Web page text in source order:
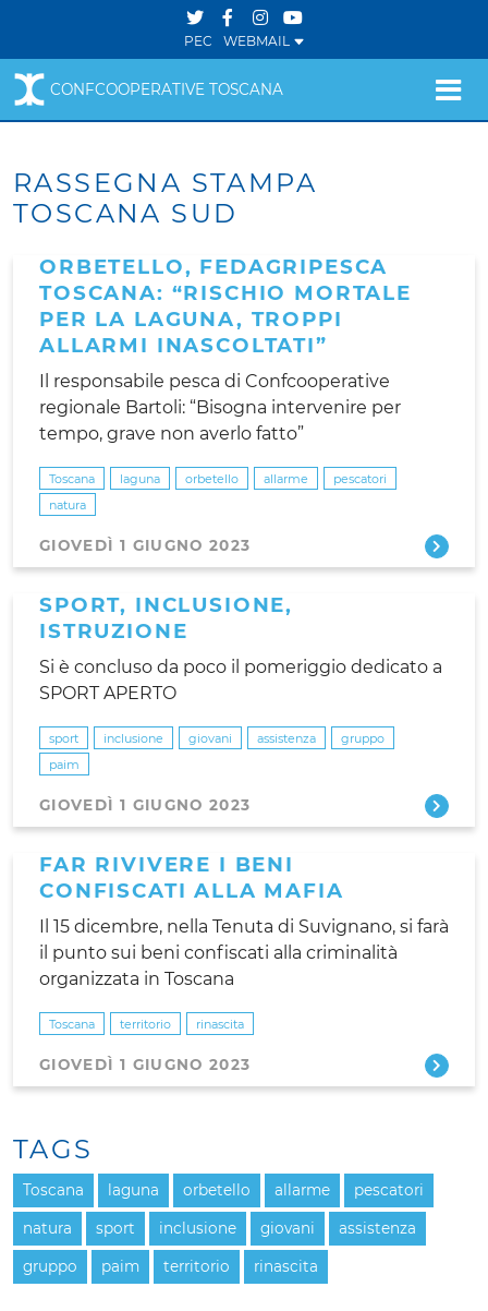
PEC WEBMAIL
CONFCOOPERATIVE TOSCANA
RASSEGNA STAMPA
TOSCANA SUD
ORBETELLO, FEDAGRIPESCA
TOSCANA: “RISCHIO MORTALE
PER LA LAGUNA, TROPPI
ALLARMI INASCOLTATI”
Il responsabile pesca di Confcooperative
regionale Bartoli: “Bisogna intervenire per
tempo, grave non averlo fatto”
Toscana laguna orbetello allarme
pescatori
natura
GIOVEDÌ 1 GIUGNO 2023
SPORT, INCLUSIONE,
ISTRUZIONE
Si è concluso da poco il pomeriggio dedicato a
SPORT APERTO
sport inclusione giovani assistenza
gruppo
paim
GIOVEDÌ 1 GIUGNO 2023
FAR RIVIVERE I BENI
CONFISCATI ALLA MAFIA
Il 15 dicembre, nella Tenuta di Suvignano, si farà
il punto sui beni confiscati alla criminalità
organizzata in Toscana
Toscana territorio rinascita
GIOVEDÌ 1 GIUGNO 2023
TAGS
Toscana laguna orbetello allarme pescatori
natura sport inclusione giovani assistenza
gruppo paim territorio rinascita